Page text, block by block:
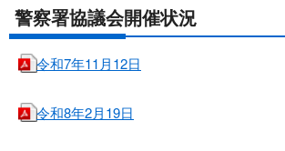
警察署協議会開催状況
令和7年11月12日
令和8年2月19日